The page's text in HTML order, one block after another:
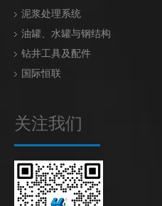
泥浆处理系统
油罐、水罐与钢结构
钻井工具及配件
国际恒联
关注我们